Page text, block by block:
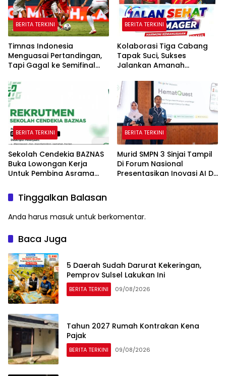
BERITA TERKINI
Timnas Indonesia
Menguasai Pertandingan,
Tapi Gagal ke Semifinal
BERITA TERKINI
Kolaborasi Tiga Cabang
Tapak Suci, Sukses
Jalankan Amanah
Gubernur Sulawesi Selatan
BERITA TERKINI
Sekolah Cendekia BAZNAS
Buka Lowongan Kerja
Untuk Pembina Asrama
BERITA TERKINI
Murid SMPN 3 Sinjai Tampil
Di Forum Nasional
Presentasikan Inovasi AI Di
Tinggalkan Balasan
Anda harus masuk untuk berkomentar.
Baca Juga
5 Daerah Sudah Darurat Kekeringan,
Pemprov Sulsel Lakukan Ini
BERITA TERKINI 09/08/2026
Tahun 2027 Rumah Kontrakan Kena
Pajak
BERITA TERKINI 09/08/2026